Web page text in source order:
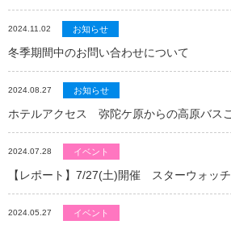
2024.11.02 お知らせ
冬季期間中のお問い合わせについて
2024.08.27 お知らせ
ホテルアクセス 弥陀ケ原からの高原バス
2024.07.28 イベント
【レポート】7/27(土)開催 スターウォッ
2024.05.27 イベント